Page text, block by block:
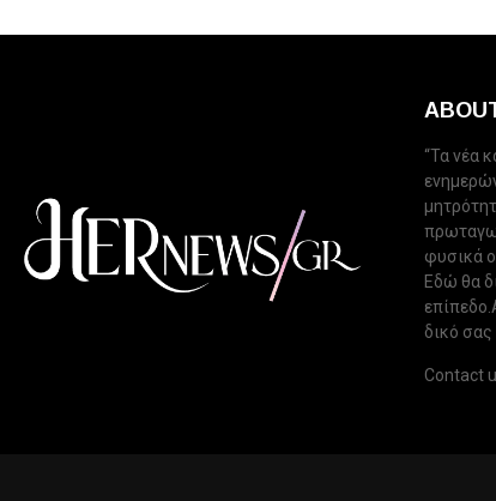
“Τα νέα
φυσικά ο
Εδώ θα
δικό σας
Contact